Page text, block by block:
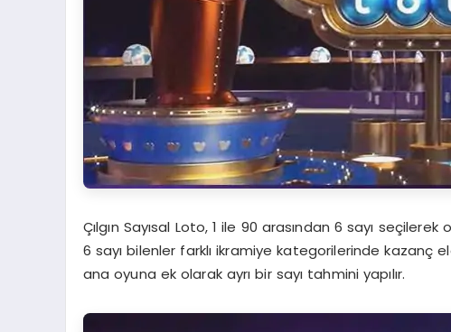
Çılgın Sayısal Loto, 1 ile 90 arasından 6 sayı
6 sayı bilenler farklı ikramiye kategorilerinde kazanç
ana oyuna ek olarak ayrı bir sayı tahmini yapılır.